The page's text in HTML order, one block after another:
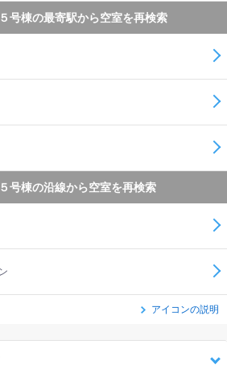
号棟の最寄駅から空室を再検索
号棟の沿線から空室を再検索
アイコンの説明